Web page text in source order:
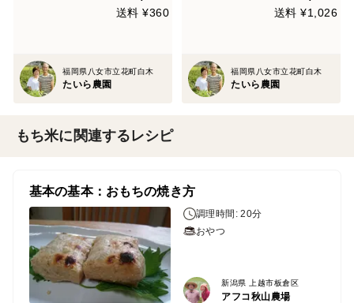
送料 ¥360
福岡県八女市立花町白木
たいら農園
送料 ¥1,026
福岡県八女市立花町白木
たいら農園
もち米に関連するレシピ
基本の基本：おもちの焼き方
調理時間: 20分
おやつ
新潟県 上越市板倉区
アフコ秋山農場